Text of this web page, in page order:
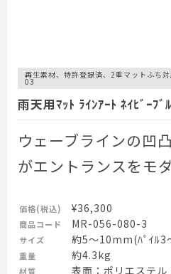
再生素材、特許登録済、2重マットふち
03
雨天用ﾏｯﾄ ﾗｲﾝｱｰﾄ ﾈｲﾋﾞｰﾌﾞ
ウェーブラインの凹
がエントランスをモ
価格(税込) ¥36,300
商品コード MR-056-080-3
サイズ 約5～10mm(ﾊﾟｲﾙ
重量 約4.3kg
材質
表面：ポリエステ